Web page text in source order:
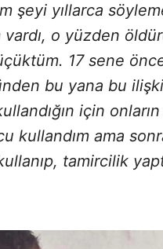
şeyi yıllarca
vardı, o yüzden
17 sene
bu yana bu
için
kullandım ama
tamircilik